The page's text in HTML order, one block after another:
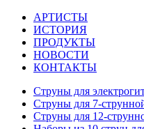
АРТИСТЫ
ИСТОРИЯ
ПРОДУКТЫ
НОВОСТИ
КОНТАКТЫ
Струны для
Струны для 7-
Струны для 12-